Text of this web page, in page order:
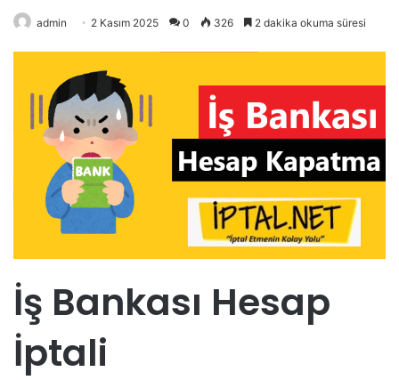
admin 2 Kasım 2025 0 326 2 dakika okuma süresi
İş Bankası Hesap
İptali